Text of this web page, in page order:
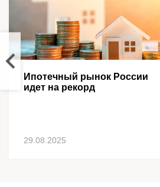
Ипотечный рынок России
идет на рекорд
29.08.2025